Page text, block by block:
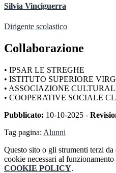
Silvia Vinciguerra
Dirigente scolastico
Collaborazione
• IPSAR LE STREGHE
• ISTITUTO SUPERIORE
• ASSOCIAZIONE
• COOPERATIVE SOCIALE
Pubblicato: 10-10-2025 -
Tag pagina: Alunni
Questo sito o gli strumenti terzi
cookie necessari al
COOKIE POLICY.